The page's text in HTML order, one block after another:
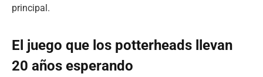
principal.
El juego que los potterheads llevan
20 años esperando